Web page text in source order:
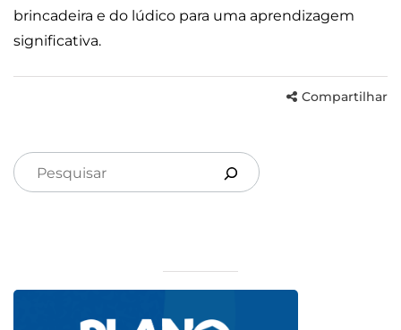
brincadeira e do lúdico para uma aprendizagem
significativa.
Compartilhar